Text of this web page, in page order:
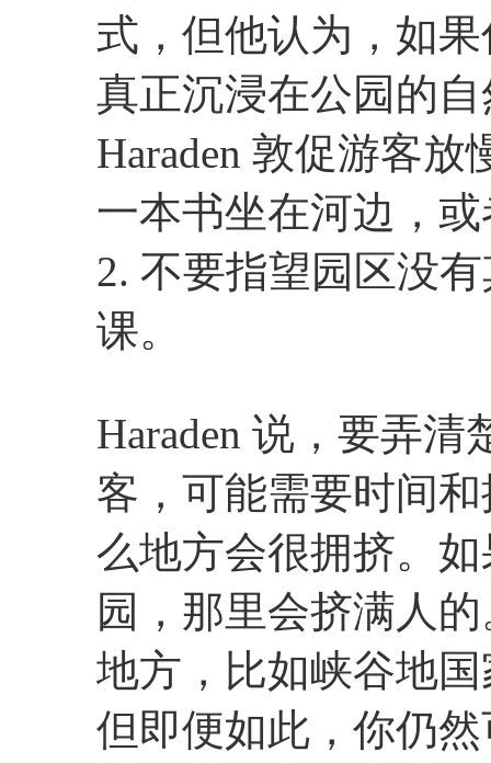
式，但他认为，如
真正沉浸在公园的
Haraden 敦促游客
一本书坐在河边，
2. 不要指望园区没
课。
Haraden 说，要弄
客，可能需要时间
么地方会很拥挤。
园，那里会挤满人
地方，比如峡谷地国
但即便如此，你仍